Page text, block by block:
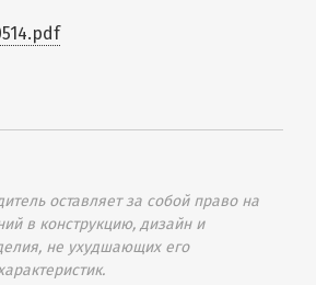
оставляет за собой право на
в конструкцию, дизайн и
не ухудшающих его